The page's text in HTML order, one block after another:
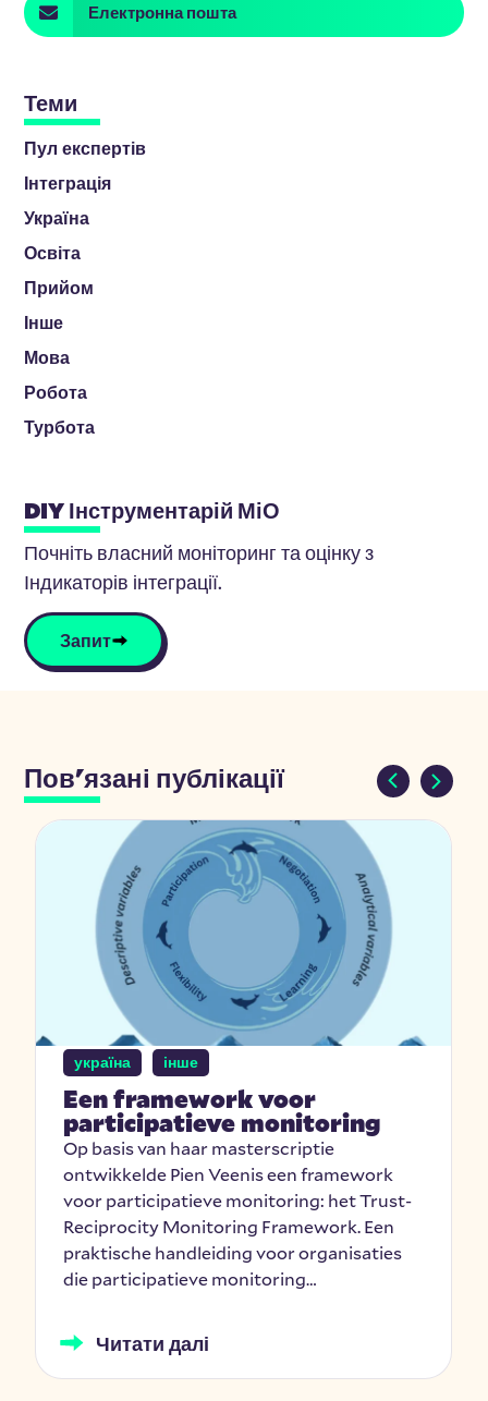
Електронна пошта
Теми
Пул експертів
Інтеграція
Україна
Освіта
Прийом
Інше
Мова
Робота
Турбота
DIY Інструментарій МіО
Почніть власний моніторинг та оцінку з
Індикаторів інтеграції.
Запит
Пов'язані публікації
україна інше
Een framework voor
participatieve monitoring
Op basis van haar masterscriptie
ontwikkelde Pien Veenis een framework
voor participatieve monitoring: het Trust-
Reciprocity Monitoring Framework. Een
praktische handleiding voor organisaties
die participatieve monitoring…
Читати далі